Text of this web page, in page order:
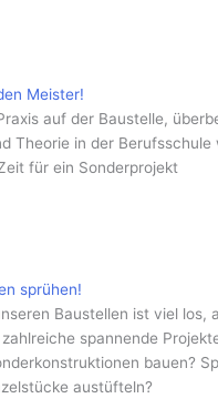
Meister!
auf der Baustelle,
Theorie in der
für ein Sonderprojekt
sprühen!
Baustellen ist viel los,
spannende
bauen?
austüfteln?